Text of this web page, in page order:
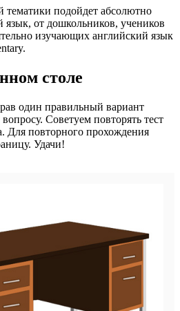
тематики подойдет абсолютно
язык, от дошкольников, учеников
изучающих английский язык
столе
один правильный вариант
Советуем повторять тест
Для повторного прохождения
Удачи!